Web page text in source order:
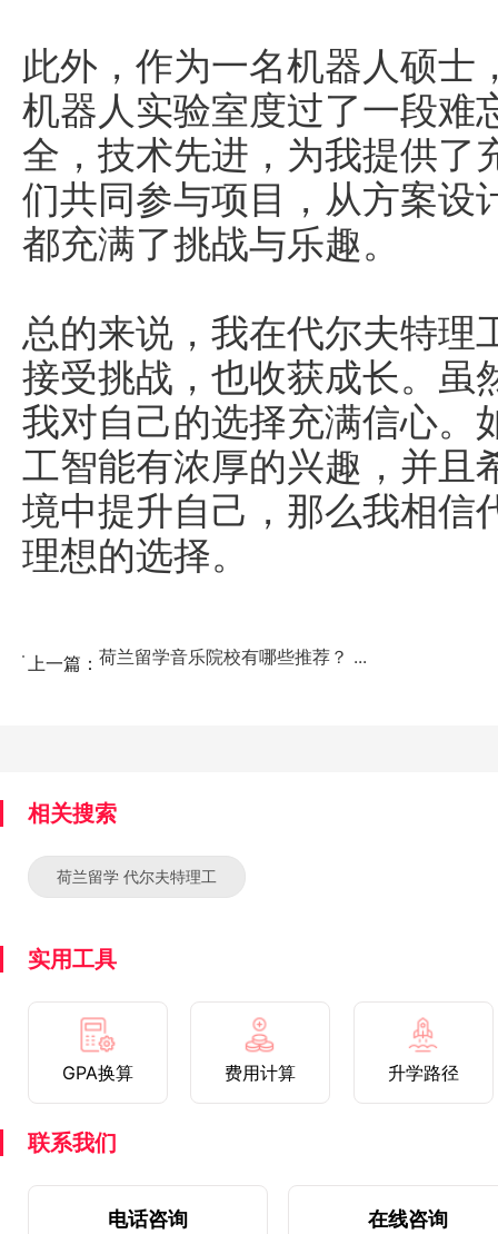
此外，作为一名机器人硕士
机器人实验室度过了一段难
全，技术先进，为我提供了
们共同参与项目，从方案设
都充满了挑战与乐趣。
总的来说，我在代尔夫特理
接受挑战，也收获成长。虽
我对自己的选择充满信心。
工智能有浓厚的兴趣，并且
境中提升自己，那么我相信
理想的选择。
上一篇： 荷兰留学音乐院校有哪些推荐？ ...
相关搜索
荷兰留学 代尔夫特理工
实用工具
GPA换算 费用计算 升学路径
联系我们
电话咨询 在线咨询